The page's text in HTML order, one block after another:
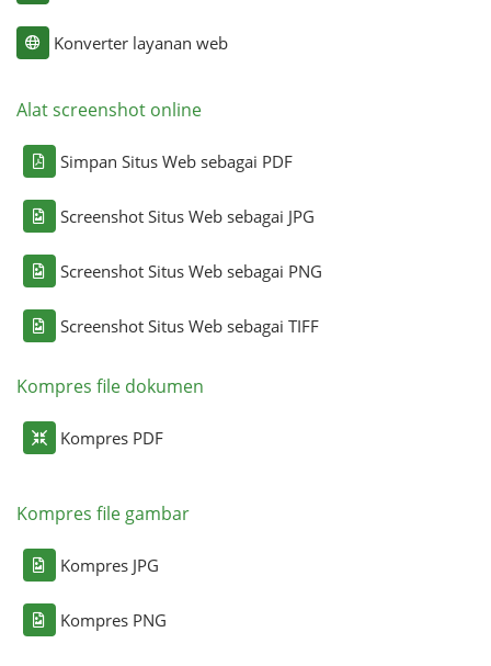
Konverter layanan web
Alat screenshot online
Simpan Situs Web sebagai PDF
Screenshot Situs Web sebagai JPG
Screenshot Situs Web sebagai PNG
Screenshot Situs Web sebagai TIFF
Kompres file dokumen
Kompres PDF
Kompres file gambar
Kompres JPG
Kompres PNG